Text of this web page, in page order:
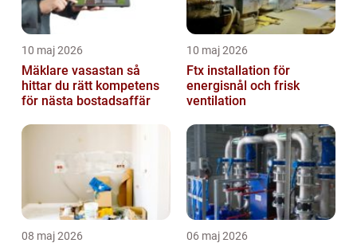
10 maj 2026
Mäklare vasastan så
hittar du rätt kompetens
för nästa bostadsaffär
10 maj 2026
Ftx installation för
energisnål och frisk
ventilation
08 maj 2026 06 maj 2026